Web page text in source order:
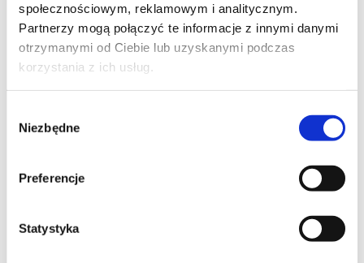
społecznościowym, reklamowym i analitycznym.
Partnerzy mogą połączyć te informacje z innymi danymi
otrzymanymi od Ciebie lub uzyskanymi podczas
korzystania z ich usług.
zgody
Niezbędne
Preferencje
Statystyka
Kontakt
kontakt@czerwonaszpilka.pl